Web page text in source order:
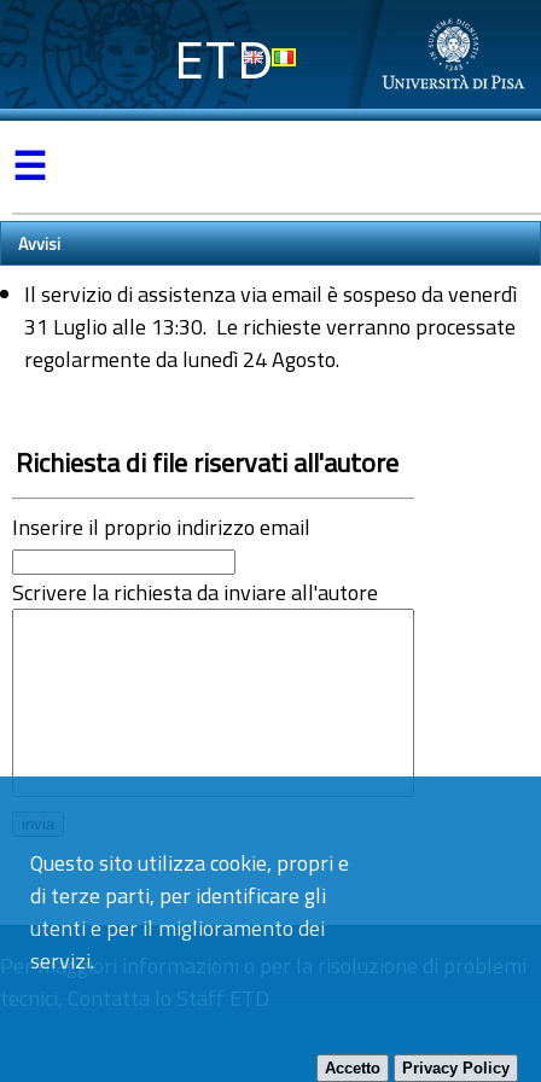
Questo sito utilizza cookie, propri e
di terze parti, per identificare gli
utenti e per il miglioramento dei
servizi.
Accetto Privacy Policy
ETD
☰
Avvisi
Il servizio di assistenza via email è sospeso da venerdì
31 Luglio alle 13:30. Le richieste verranno processate
regolarmente da lunedì 24 Agosto.
Richiesta di file riservati all'autore
Inserire il proprio indirizzo email
Scrivere la richiesta da inviare all'autore
Per maggiori informazioni o per la risoluzione di problemi
tecnici, Contatta lo Staff ETD